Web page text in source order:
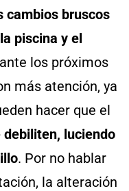
cambios bruscos
piscina y el
los próximos
más atención, ya
hacer que el
debiliten, luciendo
. Por no hablar
la alteración